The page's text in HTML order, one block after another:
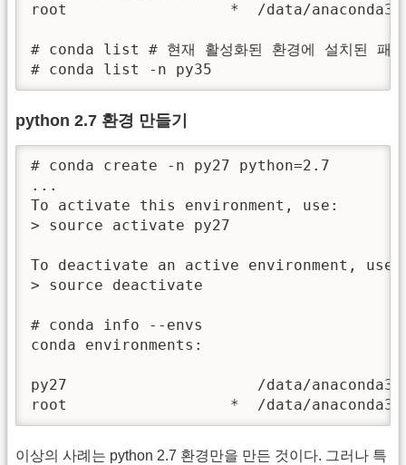
root                  *  /data/anaconda3
# conda list # 현재 활성화된 환경에 설치된 패키
# conda list -n py35
python 2.7 환경 만들기
# conda create -n py27 python=2.7
...
To activate this environment, use:
> source activate py27
To deactivate an active environment, use:
> source deactivate
# conda info --envs
conda environments:
py27                     /data/anaconda3/
root                  *  /data/anaconda3
이상의 사례는 python 2.7 환경만을 만든 것이다. 그러나 특